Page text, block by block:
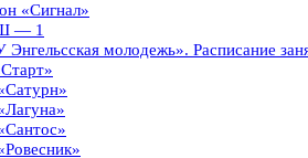
«Сигнал»
— 1
молодежь». Расписание